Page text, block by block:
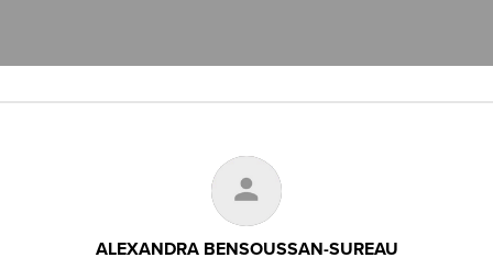
ALEXANDRA BENSOUSSAN-SUREAU